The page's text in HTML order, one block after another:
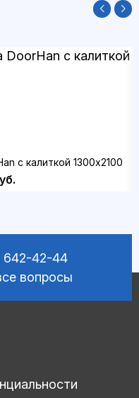
с калиткой 1300х2100
642-42-44
вопросы